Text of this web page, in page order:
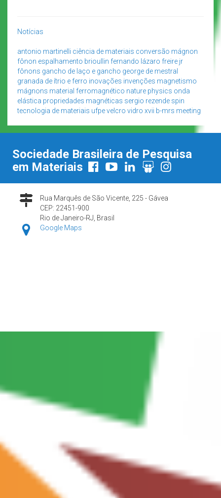
Notícias
antonio martinelli ciência de materiais conversão mágnon
fônon espalhamento brioullin fernando lázaro freire jr
fônons gancho de laço e gancho george de mestral
granada de ítrio e ferro inovações invenções magnetismo
mágnons material ferromagnético nature physics onda
elástica propriedades magnéticas sergio rezende spin
tecnologia de materiais ufpevelcro vidro xvii b-mrs meeting
Sociedade Brasileira de Pesquisa
em Materiais
Rua Marquês de São Vicente, 225 - Gávea
CEP: 22451-900
Rio de Janeiro-RJ, Brasil
Google Maps